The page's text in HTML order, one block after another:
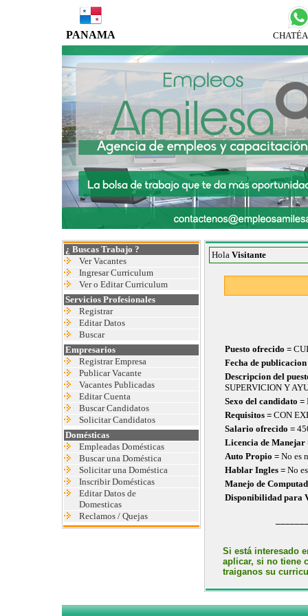
PANAMA
¿ Buscas Trabajo ?
Ver Vacantes
Ingresar Curriculum
Ver o Editar Curriculum
Servicios Profesionales
Registrar
Editar Datos
Buscar
Empresarios
Registrar Empresa
Publicar Vacante
Vacantes Publicadas
Editar Cuenta
Buscar Candidatos
Solicitar Candidatos
Domésticas
Empleadas Domésticas
Buscar una Doméstica
Solicitar una Doméstica
Inscribir Domésticas
Editar Datos de
Domesticas
Reclamos / Quejas
Hola Visitante
Puesto ofrecido =
Fecha de
Descripcion del
SUPERVICION Y
Sexo del candidato =
Requisitos = CON
Salario ofrecido =
Licencia de Manejar
Auto Propio = No es
Hablar Ingles = No
Manejo de
Disponibilidad para
Si está interesado
aplicar, si no tiene
traiganos su